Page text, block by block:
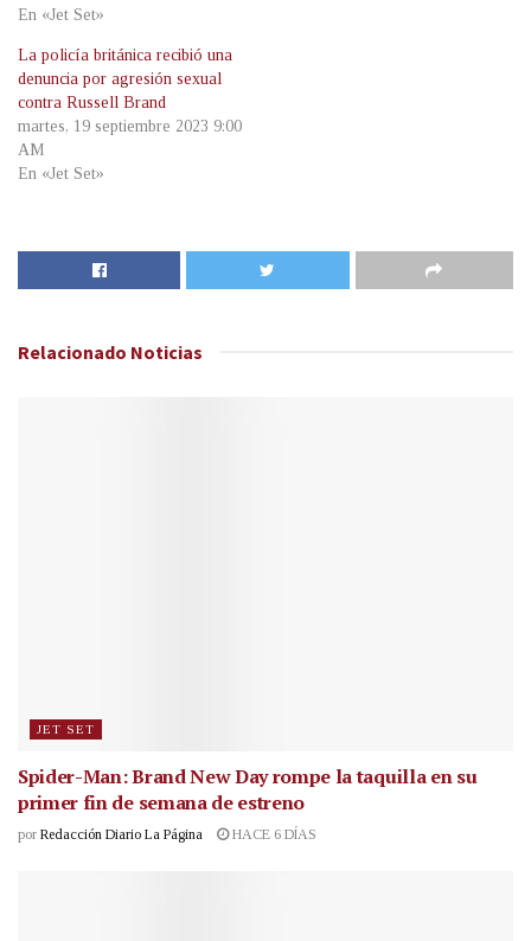
En «Jet Set»
La policía británica recibió una
denuncia por agresión sexual
contra Russell Brand
martes, 19 septiembre 2023 9:00
AM
En «Jet Set»
Relacionado Noticias
JET SET
Spider-Man: Brand New Day rompe la taquilla en su
primer fin de semana de estreno
por Redacción Diario La Página HACE 6 DÍAS